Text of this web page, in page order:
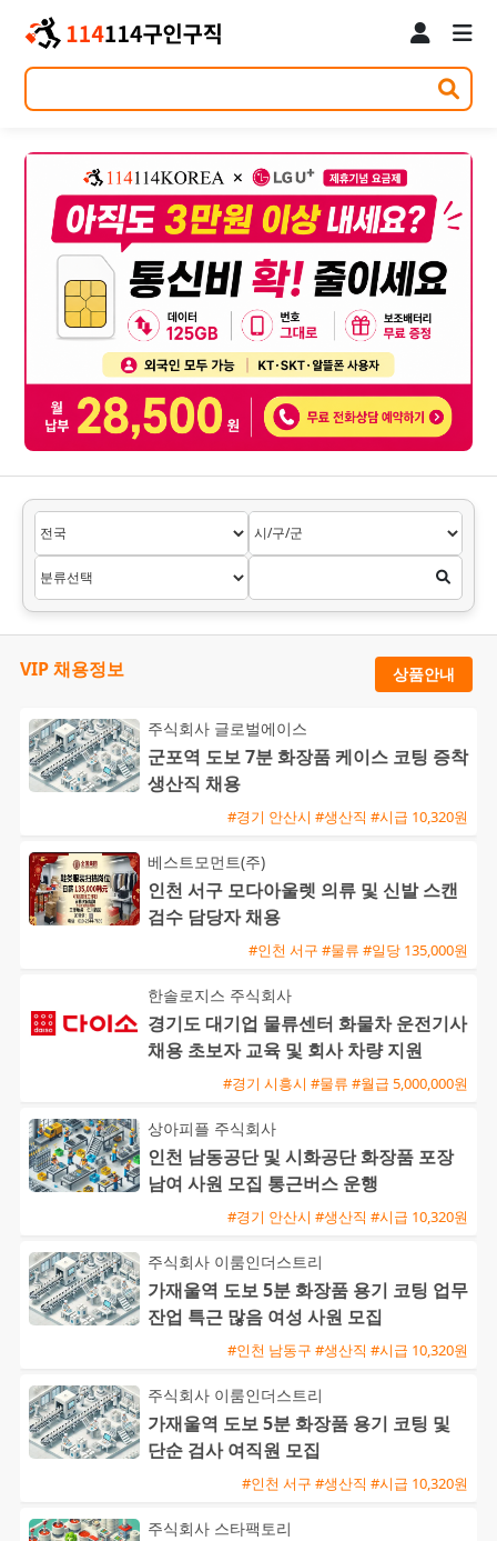
VIP 채용정보 상품안내
주식회사 글로벌에이스
군포역 도보 7분 화장품 케이스 코팅 증착
생산직 채용
#경기 안산시 #생산직 #시급 10,320원
베스트모먼트(주)
인천 서구 모다아울렛 의류 및 신발 스캔
검수 담당자 채용
#인천 서구 #물류 #일당 135,000원
한솔로지스 주식회사
경기도 대기업 물류센터 화물차 운전기사
채용 초보자 교육 및 회사 차량 지원
#경기 시흥시 #물류 #월급 5,000,000원
상아피플 주식회사
인천 남동공단 및 시화공단 화장품 포장
남여 사원 모집 통근버스 운행
#경기 안산시 #생산직 #시급 10,320원
주식회사 이룸인더스트리
가재울역 도보 5분 화장품 용기 코팅 업무
잔업 특근 많음 여성 사원 모집
#인천 남동구 #생산직 #시급 10,320원
주식회사 이룸인더스트리
가재울역 도보 5분 화장품 용기 코팅 및
단순 검사 여직원 모집
#인천 서구 #생산직 #시급 10,320원
주식회사 스타팩토리